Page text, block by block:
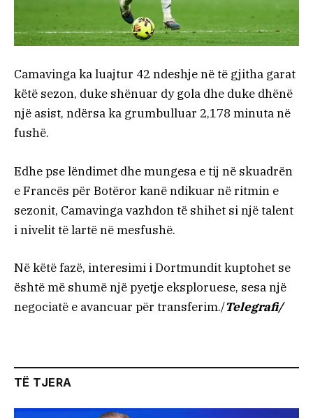
Camavinga ka luajtur 42 ndeshje në të gjitha garat
këtë sezon, duke shënuar dy gola dhe duke dhënë
një asist, ndërsa ka grumbulluar 2,178 minuta në
fushë.
Edhe pse lëndimet dhe mungesa e tij në skuadrën
e Francës për Botëror kanë ndikuar në ritmin e
sezonit, Camavinga vazhdon të shihet si një talent
i nivelit të lartë në mesfushë.
Në këtë fazë, interesimi i Dortmundit kuptohet se
është më shumë një pyetje eksploruese, sesa një
negociatë e avancuar për transferim./Telegrafi/
TË TJERA